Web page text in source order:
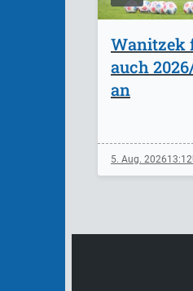
Wanitzek
auch
an
5. Aug. 202613:12